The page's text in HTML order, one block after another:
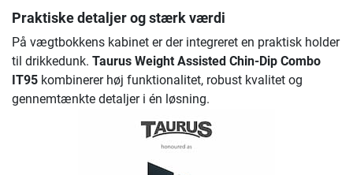
Praktiske detaljer og stærk værdi
På vægtbokkens kabinet er der integreret en praktisk holder
til drikkedunk. Taurus Weight Assisted Chin-Dip Combo
IT95 kombinerer høj funktionalitet, robust kvalitet og
gennemtænkte detaljer i én løsning.